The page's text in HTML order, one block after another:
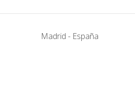
Madrid - España